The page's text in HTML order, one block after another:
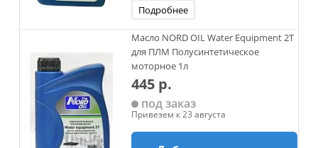
Подробнее
Масло NORD OIL Water Equipment 2Т
для ПЛМ Полусинтетическое
моторное 1л
445 р.
под заказ
Привезем к 23 августа